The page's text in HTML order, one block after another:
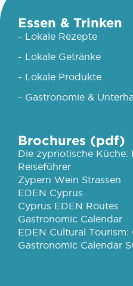
Essen & Trinken
- Lokale Rezepte
- Lokale Getränke
- Lokale Produkte
- Gastronomie &
Brochures (pdf)
Die zypriotische Küche:
Reiseführer
Zypern Wein Strassen
EDEN Cyprus
Cyprus EDEN Routes
Gastronomic Calendar
EDEN Cultural
Gastronomic Calendar